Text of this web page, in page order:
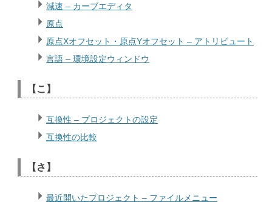
減速 – カーブエディタ
原点
原点Xオフセット・原点Yオフセット – アトリビュート
言語 – 環境設定ウィンドウ
【こ】
互換性 – プロジェクトの設定
互換性の比較
【さ】
最近開いたプロジェクト – ファイルメニュー